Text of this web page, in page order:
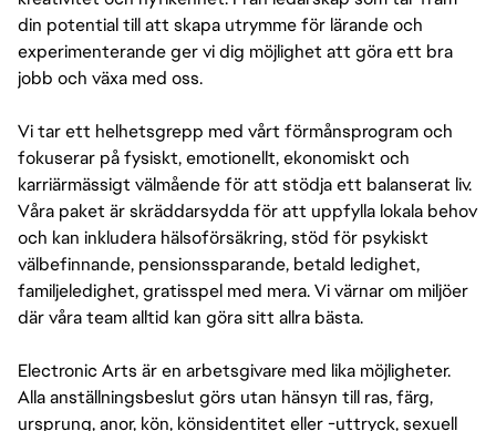
din potential till att skapa utrymme för lärande och
experimenterande ger vi dig möjlighet att göra ett bra
jobb och växa med oss.
Vi tar ett helhetsgrepp med vårt förmånsprogram och
fokuserar på fysiskt, emotionellt, ekonomiskt och
karriärmässigt välmående för att stödja ett balanserat liv.
Våra paket är skräddarsydda för att uppfylla lokala behov
och kan inkludera hälsoförsäkring, stöd för psykiskt
välbefinnande, pensionssparande, betald ledighet,
familjeledighet, gratisspel med mera. Vi värnar om miljöer
där våra team alltid kan göra sitt allra bästa.
Electronic Arts är en arbetsgivare med lika möjligheter.
Alla anställningsbeslut görs utan hänsyn till ras, färg,
ursprung, anor, kön, könsidentitet eller -uttryck, sexuell